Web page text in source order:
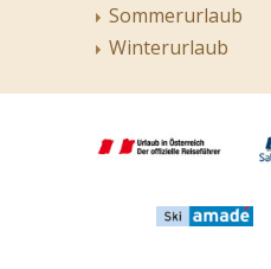
Sommerurlaub
Winterurlaub